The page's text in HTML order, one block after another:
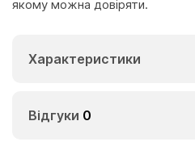
якому можна довіряти.
Характеристики
Відгуки 0